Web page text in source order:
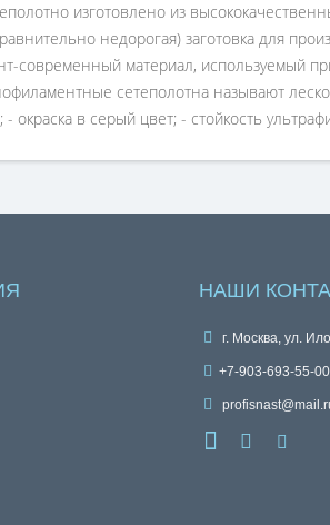
изготовлено из
недорогая) заготовка для
современный материал, используемый
сетеполотна называют
- окраска в серый цвет; - стойкость
НАШИ
г. Москва, ул.
+7-903-693-55-00